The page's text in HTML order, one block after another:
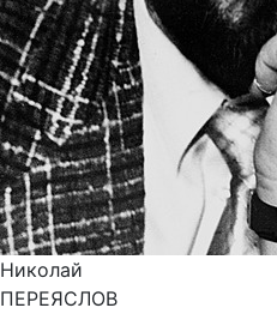
Николай
ПЕРЕЯСЛОВ